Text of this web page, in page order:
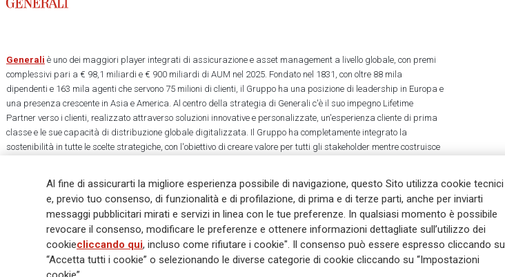
Generali è uno dei maggiori player integrati di assicurazione e asset management a livello globale, con premi
complessivi pari a € 98,1 miliardi e € 900 miliardi di AUM nel 2025. Fondato nel 1831, con oltre 88 mila
dipendenti e 163 mila agenti che servono 75 milioni di clienti, il Gruppo ha una posizione di leadership in Europa e
una presenza crescente in Asia e America. Al centro della strategia di Generali c'è il suo impegno Lifetime
Partner verso i clienti, realizzato attraverso soluzioni innovative e personalizzate, un'esperienza cliente di prima
classe e le sue capacità di distribuzione globale digitalizzata. Il Gruppo ha completamente integrato la
sostenibilità in tutte le scelte strategiche, con l'obiettivo di creare valore per tutti gli stakeholder mentre costruisce
Cookie Policy Privacy & GDPR FATCA EMIR exemption Olocausto Accessibilità
Whistleblowing
FAQ
Al fine di assicurarti la migliore esperienza possibile di navigazione, questo Sito utilizza cookie tecnici
e, previo tuo consenso, di funzionalità e di profilazione, di prima e di terze parti, anche per inviarti
messaggi pubblicitari mirati e servizi in linea con le tue preferenze. In qualsiasi momento è possibile
revocare il consenso, modificare le preferenze e ottenere informazioni dettagliate sull’utilizzo dei
cookiecliccando qui, incluso come rifiutare i cookie". Il consenso può essere espresso cliccando su
“Accetta tutti i cookie” o selezionando le diverse categorie di cookie cliccando su “Impostazioni